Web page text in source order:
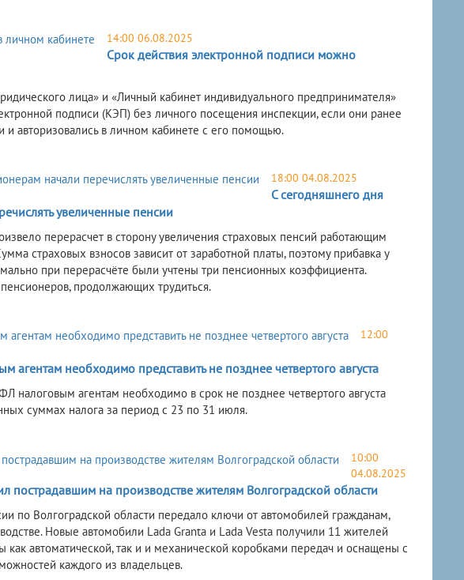
14:00 06.08.2025
Срок действия электронной подписи можно
лица» и «Личный кабинет индивидуального предпринимателя»
подписи (КЭП) без личного посещения инспекции, если они ранее
авторизовались в личном кабинете с его помощью.
18:00 04.08.2025
С сегодняшнего дня
увеличенные пенсии
перерасчет в сторону увеличения страховых пенсий работающим
страховых взносов зависит от заработной платы, поэтому прибавка у
при перерасчёте были учтены три пенсионных коэффициента.
продолжающих трудиться.
12:00
необходимо представить не позднее четвертого августа
налоговым агентам необходимо в срок не позднее четвертого августа
суммах налога за период с 23 по 31 июля.
10:00
04.08.2025
на производстве жителям Волгоградской области
по Волгоградской области передало ключи от автомобилей гражданам,
Новые автомобили Lada Granta и Lada Vesta получили 11 жителей
автоматической, так и и механической коробками передач и оснащены с
каждого из владельцев.